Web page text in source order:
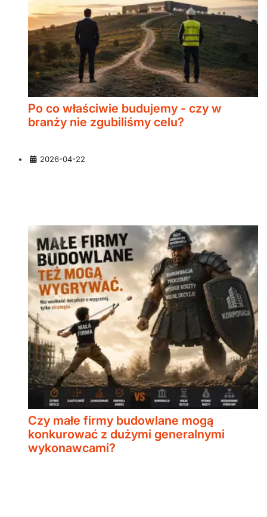
Po co właściwie budujemy - czy w
branży nie zgubiliśmy celu?
Czy małe firmy budowlane mogą
konkurować z dużymi generalnymi
wykonawcami?
Szczegóły
2026-04-22